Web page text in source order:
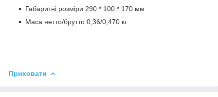
Габаритні розміри 290 * 100 * 170 мм
Маса нетто/брутто 0,36/0,470 кг
Приховати